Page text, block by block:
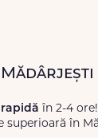
în 2-4
superioară în